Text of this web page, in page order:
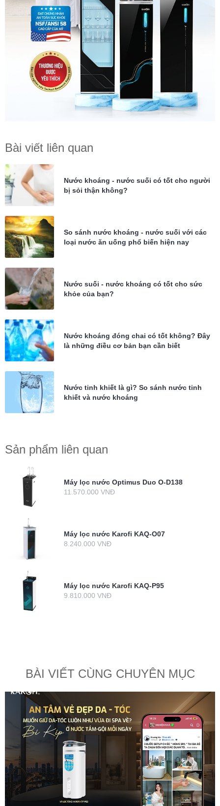
Bài viết liên quan
Nước khoáng - nước suối có tốt cho người
bị sỏi thận không?
So sánh nước khoáng - nước suối với các
loại nước ăn uống phổ biến hiện nay
Nước suối - nước khoáng có tốt cho sức
khỏe của bạn?
Nước khoáng đóng chai có tốt không? Đây
là những điều cơ bản bạn cần biết
Nước tinh khiết là gì? So sánh nước tinh
khiết và nước khoáng
Sản phẩm liên quan
Máy lọc nước Optimus Duo O-D138
11.570.000 VNĐ
Máy lọc nước Karofi KAQ-O07
8.240.000 VNĐ
Máy lọc nước Karofi KAQ-P95
9.810.000 VNĐ
BÀI VIẾT CÙNG CHUYÊN MỤC